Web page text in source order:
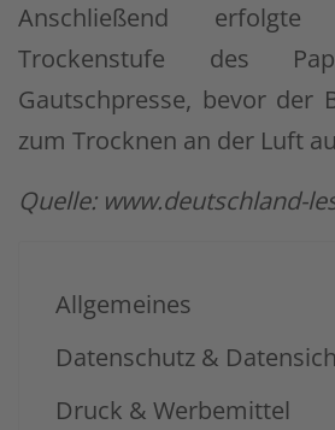
Anschließend
Trockenstufe des
Gautschpresse, bevor der
zum Trocknen an der Luft
Quelle: www.deutschland-
Allgemeines
Datenschutz &
Druck & Werbemittel